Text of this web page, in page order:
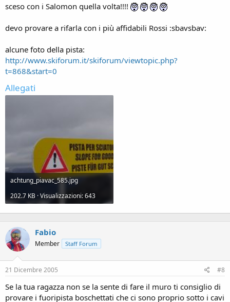
sceso con i Salomon quella volta!!!!
devo provare a rifarla con i più affidabili Rossi :sbavsbav:
alcune foto della pista:
http://www.skiforum.it/skiforum/viewtopic.php?
t=868&start=0
Allegati
achtung_piavac_585.jpg
202.7 KB · Visualizzazioni: 643
Fabio
Member Staff Forum
21 Dicembre 2005 #8
Se la tua ragazza non se la sente di fare il muro ti consiglio di
provare i fuoripista boschettati che ci sono proprio sotto i cavi